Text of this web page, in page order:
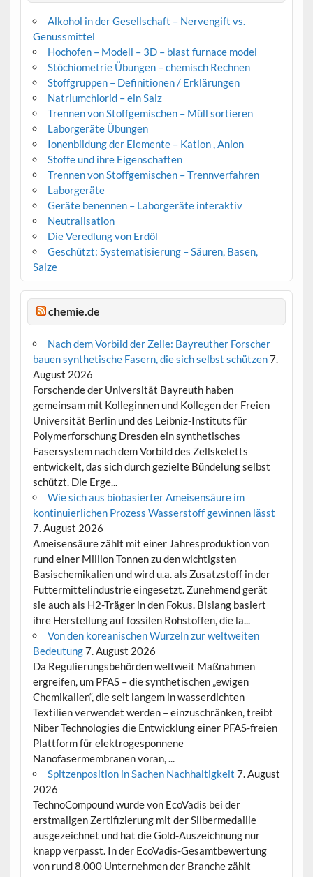
Alkohol in der Gesellschaft – Nervengift vs.
Genussmittel
Hochofen – Modell – 3D – blast furnace model
Stöchiometrie Übungen – chemisch Rechnen
Stoffgruppen – Definitionen / Erklärungen
Natriumchlorid – ein Salz
Trennen von Stoffgemischen – Müll sortieren
Laborgeräte Übungen
Ionenbildung der Elemente – Kation , Anion
Stoffe und ihre Eigenschaften
Trennen von Stoffgemischen – Trennverfahren
Laborgeräte
Geräte benennen – Laborgeräte interaktiv
Neutralisation
Die Veredlung von Erdöl
Geschützt: Systematisierung – Säuren, Basen,
Salze
chemie.de
Nach dem Vorbild der Zelle: Bayreuther Forscher
bauen synthetische Fasern, die sich selbst schützen7.
August 2026
Forschende der Universität Bayreuth haben
gemeinsam mit Kolleginnen und Kollegen der Freien
Universität Berlin und des Leibniz-Instituts für
Polymerforschung Dresden ein synthetisches
Fasersystem nach dem Vorbild des Zellskeletts
entwickelt, das sich durch gezielte Bündelung selbst
schützt. Die Erge...
Wie sich aus biobasierter Ameisensäure im
kontinuierlichen Prozess Wasserstoff gewinnen lässt
7. August 2026
Ameisensäure zählt mit einer Jahresproduktion von
rund einer Million Tonnen zu den wichtigsten
Basischemikalien und wird u.a. als Zusatzstoff in der
Futtermittelindustrie eingesetzt. Zunehmend gerät
sie auch als H2-Träger in den Fokus. Bislang basiert
ihre Herstellung auf fossilen Rohstoffen, die la...
Von den koreanischen Wurzeln zur weltweiten
Bedeutung7. August 2026
Da Regulierungsbehörden weltweit Maßnahmen
ergreifen, um PFAS – die synthetischen „ewigen
Chemikalien“, die seit langem in wasserdichten
Textilien verwendet werden – einzuschränken, treibt
Niber Technologies die Entwicklung einer PFAS-freien
Plattform für elektrogesponnene
Nanofasermembranen voran, ...
Spitzenposition in Sachen Nachhaltigkeit 7. August
2026
TechnoCompound wurde von EcoVadis bei der
erstmaligen Zertifizierung mit der Silbermedaille
ausgezeichnet und hat die Gold-Auszeichnung nur
knapp verpasst. In der EcoVadis-Gesamtbewertung
von rund 8.000 Unternehmen der Branche zählt